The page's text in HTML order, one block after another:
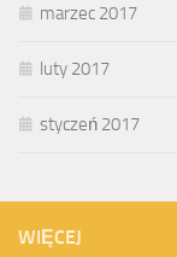
marzec 2017
luty 2017
styczeń 2017
WIĘCEJ